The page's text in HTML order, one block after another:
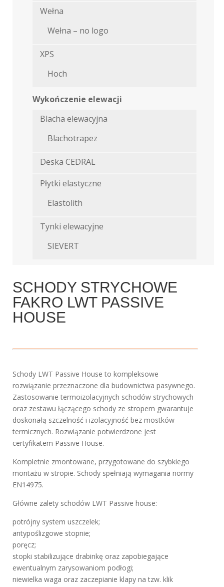
Wełna
Wełna – no logo
XPS
Hoch
Wykończenie elewacji
Blacha elewacyjna
Blachotrapez
Deska CEDRAL
Płytki elastyczne
Elastolith
Tynki elewacyjne
SIEVERT
SCHODY STRYCHOWE
FAKRO LWT PASSIVE
HOUSE
Schody LWT Passive House to kompleksowe
rozwiązanie przeznaczone dla budownictwa pasywnego.
Zastosowanie termoizolacyjnych schodów strychowych
oraz zestawu łączącego schody ze stropem gwarantuje
doskonałą szczelność i izolacyjność bez mostków
termicznych. Rozwiązanie potwierdzone jest
certyfikatem Passive House.
Kompletnie zmontowane, przygotowane do szybkiego
montażu w stropie. Schody spełniają wymagania normy
EN14975.
Główne zalety schodów LWT Passive house:
potrójny system uszczelek;
antypoślizgowe stopnie;
poręcz;
stopki stabilizujące drabinkę oraz zapobiegające
ewentualnym zarysowaniom podłogi;
niewielka waga oraz zaczepianie klapy na tzw. klik